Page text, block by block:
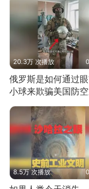
20.3万 次播放
俄罗斯是如何通过
小球来欺骗美国防空
的
8.5万 次播放